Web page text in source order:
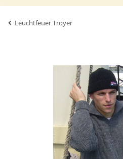
Leuchtfeuer Troyer